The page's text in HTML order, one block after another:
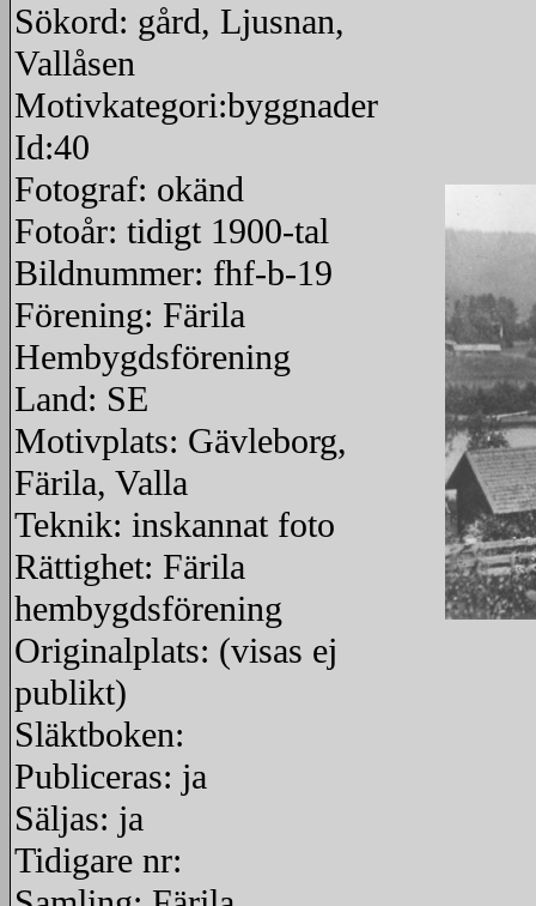
Sökord: gård, Ljusnan,
Vallåsen
Motivkategori:byggnader
Id:40
Fotograf: okänd
Fotoår: tidigt 1900-tal
Bildnummer: fhf-b-19
Förening: Färila
Hembygdsförening
Land: SE
Motivplats: Gävleborg,
Färila, Valla
Teknik: inskannat foto
Rättighet: Färila
hembygdsförening
Originalplats: (visas ej
publikt)
Släktboken:
Publiceras: ja
Säljas: ja
Tidigare nr: